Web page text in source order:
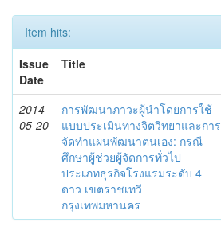
Item hits:
Issue
Date
Title
2014-
05-20
การพัฒนาภาวะผู้นำโดยการใช้
แบบประเมินทางจิตวิทยาและการ
จัดทำแผนพัฒนาตนเอง: กรณี
ศึกษาผู้ช่วยผู้จัดการทั่วไป
ประเภทธุรกิจโรงแรมระดับ 4
ดาว เขตราชเทวี
กรุงเทพมหานคร